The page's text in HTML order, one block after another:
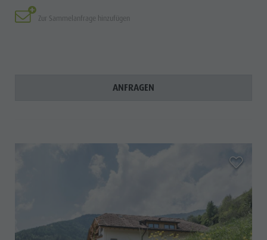
Zur Sammelanfrage hinzufügen
ANFRAGEN